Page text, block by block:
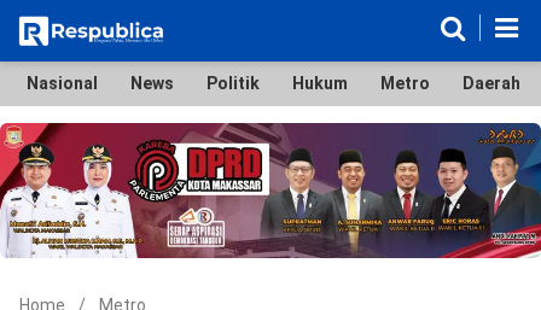
Nasional
News
Politik
Hukum
Metro
Daerah
Ekonomi & Bisnis
Lifestyle
Otomotif
Bola & Sport
Edukasi
Tokoh
Hiburan
Nasional News Politik Hukum Metro Daerah
Home / Metro